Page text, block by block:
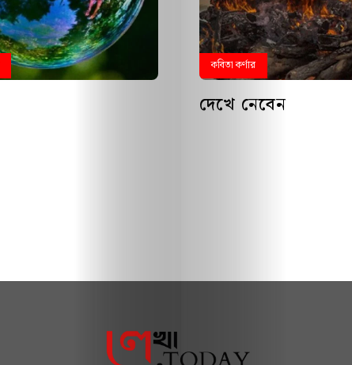
কবিতা কর্ণার
দেখে নেবেন